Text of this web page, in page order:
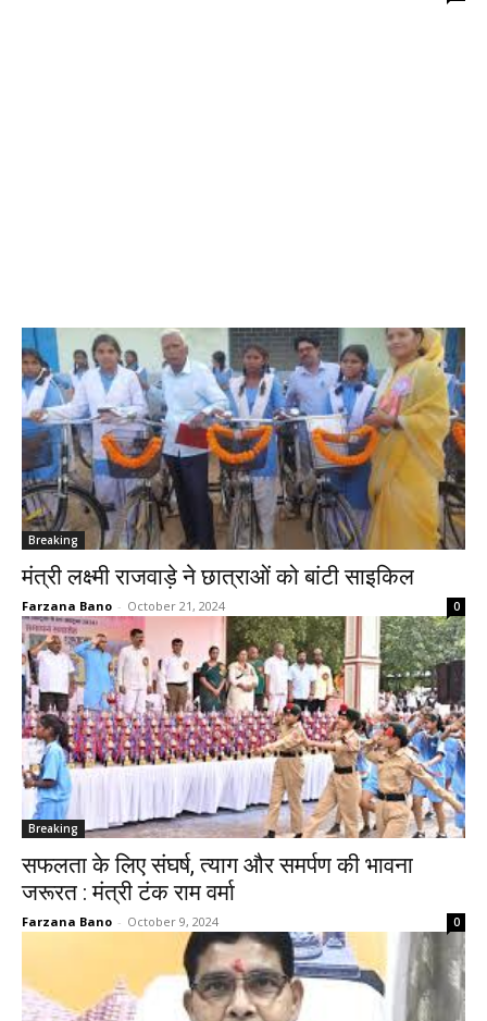
Breaking
मंत्री लक्ष्मी राजवाड़े ने छात्राओं को बांटी साइकिल
Farzana Bano - October 21, 2024 0
Breaking
सफलता के लिए संघर्ष, त्याग और समर्पण की भावना
जरूरत : मंत्री टंक राम वर्मा
Farzana Bano - October 9, 2024 0